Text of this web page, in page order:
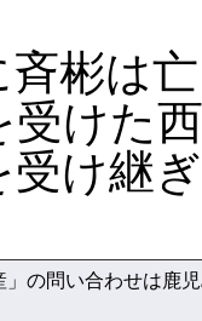
彬は
けた
け継
の問い合わせは鹿